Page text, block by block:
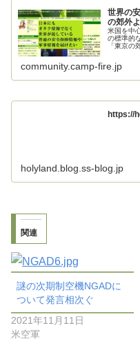
世界の
の郊外
米国を中
の標準的
「東京の
community.camp-fire.jp
https://
holyland.blog.ss-blog.jp
関連
謎の次期制空機NGADに
ついて発言相次ぐ
2021年11月11日
米空軍